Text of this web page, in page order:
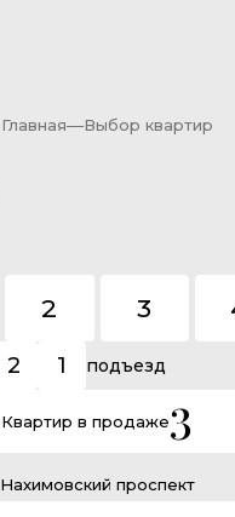
Главная Выбор квартир
2 3
Квартир в продаже3
подъезд
1
2
Нахимовский проспект